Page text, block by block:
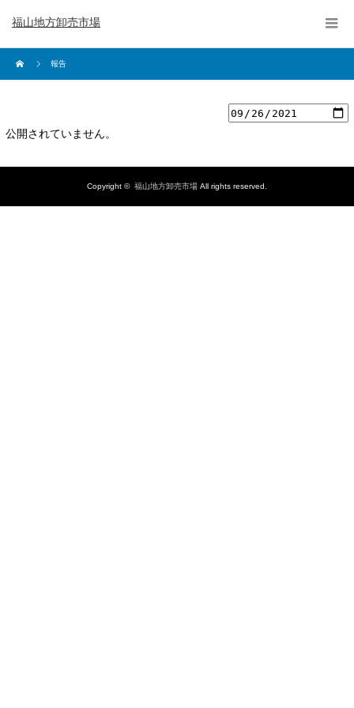
福山地方卸売市場
報告
公開されていません。
Copyright © 福山地方卸売市場 All rights reserved.